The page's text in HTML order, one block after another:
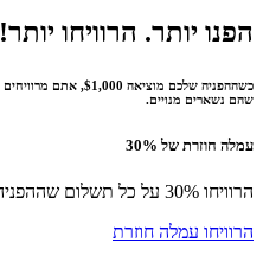
הפנו יותר. הרוויחו יותר!
שהם נשארים מנויים.
עמלה חוזרת של 30%
הרוויחו 30% על כל תשלום שההפניה שלכם מבצעת — לכל החיים.
הרוויחו עמלה חוזרת